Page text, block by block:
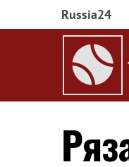
Russia24